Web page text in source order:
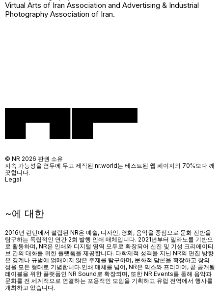
Virtual Arts of Iran Association and Advertising & Industrial
Photography Association of Iran.
~에 대한
2016년 런던에서 설립된 NR은 예술, 디자인, 영화, 음악을 중심으로 문화 전반을
탐구하는 독립적인 연간 2회 발행 인쇄 매체입니다. 2021년부터 밀라노를 기반으
로 활동하며, NR은 인쇄와 디지털 영역 모두로 확장되어 신진 및 기성 크리에이티
브 간의 대화를 위한 플랫폼을 제공합니다. 다학제적 성격을 지닌 NR의 편집 방향
은 경계나 규범에 얽매이지 않은 주제를 탐구하며, 문화적 담론을 확장하고 창의
성을 모든 형태로 기념합니다.인쇄 매체를 넘어, NR은 믹스와 프리미어, 곧 공개될
레이블을 위한 플랫폼인 NR Sound로 확장되며, 또한 NR Events를 통해 음악과
문화를 전 세계적으로 연결하는 포용적인 모임을 기획하고 유럽 전역에서 행사를
개최하고 있습니다.
© NR 2026 판권 소유
지속 가능성을 염두에 두고 제작된 nr.world는 테스트된 웹 페이지의 70%보다 깨
끗합니다.
Legal